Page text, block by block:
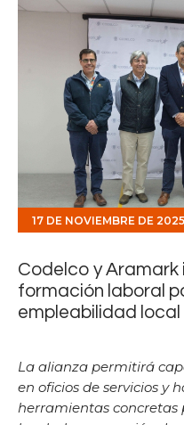
17 DE NOVIEMBRE DE 2025
Codelco y
formación laboral
empleabilidad local
La alianza permitirá
en oficios de servicios y
herramientas concretas